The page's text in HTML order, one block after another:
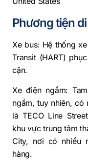
Phương tiện
Xe bus: Hệ thống
Transit (HART)
cận.
Xe điện ngầm:
ngầm, tuy nhiên, có
là TECO Line
khu vực trung tâm
City, nơi có nhiều
hàng.